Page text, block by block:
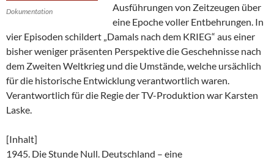
Dokumentation
Ausführungen von Zeitzeugen über
eine Epoche voller Entbehrungen. In
vier Episoden schildert „Damals nach dem KRIEG“ aus einer
bisher weniger präsenten Perspektive die Geschehnisse nach
dem Zweiten Weltkrieg und die Umstände, welche ursächlich
für die historische Entwicklung verantwortlich waren.
Verantwortlich für die Regie der TV-Produktion war Karsten
Laske.
[Inhalt]
1945. Die Stunde Null. Deutschland – eine